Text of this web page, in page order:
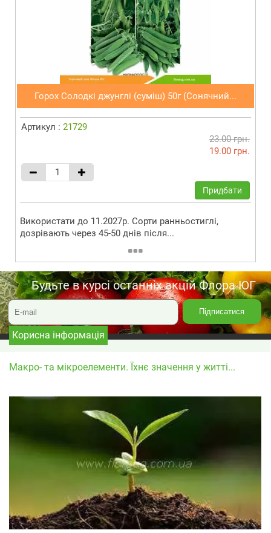
Горох Солодкі джунглі (суміш) 50г (Сонячний...
Артикул : 21729
23.00 грн.
19.00 грн.
Придбати
Використати до 11.2027р. Сорти ранньостиглі,
дозрівають через 45-50 днів після...
Будьте в курсі останніх акцій Флора ЮГ
Корисна інформація
Макро- та мікроелементи. Їхнє значення у житті...